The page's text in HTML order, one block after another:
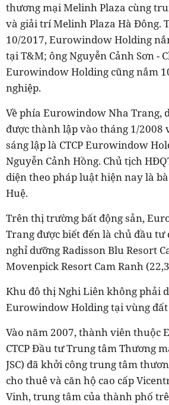
thương mại Melinh Plaza cùng
và giải trí Melinh Plaza Hà Đông.
10/2017, Eurowindow Holding
tại T&M; ông Nguyễn Cảnh Sơn -
Eurowindow Holding cũng nắm
nghiệp.
Về phía Eurowindow Nha Trang,
được thành lập vào tháng 1/2008
sáng lập là CTCP Eurowindow
Nguyễn Cảnh Hồng. Chủ tịch
diện theo pháp luật hiện nay là
Huệ.
Trên thị trường bất động sản,
Trang được biết đến là chủ đầu
nghỉ dưỡng Radisson Blu Resort
Movenpick Resort Cam Ranh
Khu đô thị Nghi Liên không phải
Eurowindow Holding tại vùng đất
Vào năm 2007, thành viên thuộc
CTCP Đầu tư Trung tâm Thương
JSC) đã khởi công trung tâm
cho thuê và căn hộ cao cấp
Vinh, trung tâm của thành phố